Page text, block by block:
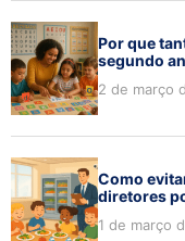
Por que
segundo
2 de março
Como
diretores
1 de março